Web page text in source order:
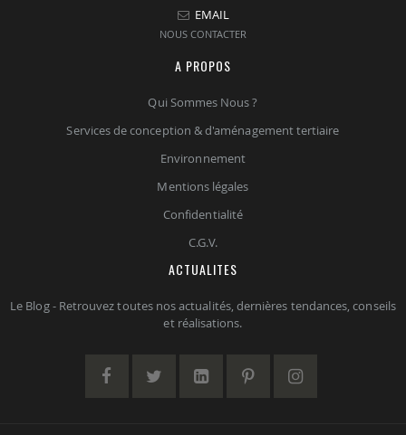
EMAIL
NOUS CONTACTER
A PROPOS
Qui Sommes Nous ?
Services de conception & d'aménagement tertiaire
Environnement
Mentions légales
Confidentialité
C.G.V.
ACTUALITES
Le Blog - Retrouvez toutes nos actualités, dernières tendances, conseils
et réalisations.